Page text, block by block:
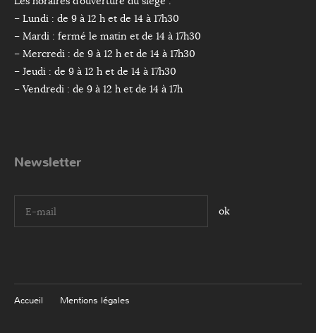
– Lundi : de 9 à 12 h et de 14 à 17h30
– Mardi : fermé le matin et de 14 à 17h30
– Mercredi : de 9 à 12 h et de 14 à 17h30
– Jeudi : de 9 à 12 h et de 14 à 17h30
– Vendredi : de 9 à 12 h et de 14 à 17h
Newsletter
I agree terms and conditions.*
Accueil Mentions légales